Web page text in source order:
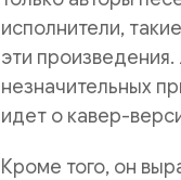
исполнители,
эти
незначительных
идет о кавер-
Кроме того, он